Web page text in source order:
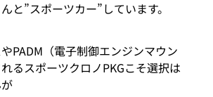
と”スポーツカー”しています。
PADM（電子制御エンジンマウン
るスポーツクロノPKGこそ選択は